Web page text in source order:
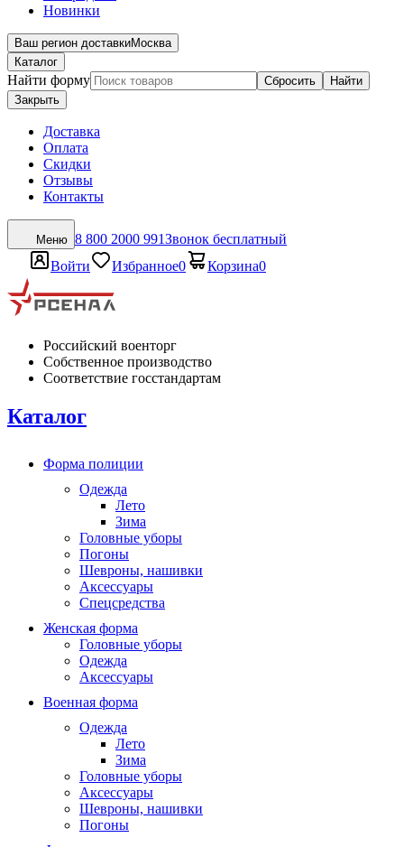
Новинки
Ваш регион доставкиМосква
Каталог
Найти форму Сбросить
Найти
Закрыть
Доставка
Оплата
Скидки
Отзывы
Контакты
Меню 8 800 2000 991Звонок бесплатный
Войти
Избранное0 Корзина0
Российский военторг
Собственное производство
Соответствие госстандартам
Каталог
Форма полиции
Одежда
Лето
Зима
Головные уборы
Погоны
Шевроны, нашивки
Аксессуары
Спецсредства
Женская форма
Головные уборы
Одежда
Аксессуары
Военная форма
Одежда
Лето
Зима
Головные уборы
Аксессуары
Шевроны, нашивки
Погоны